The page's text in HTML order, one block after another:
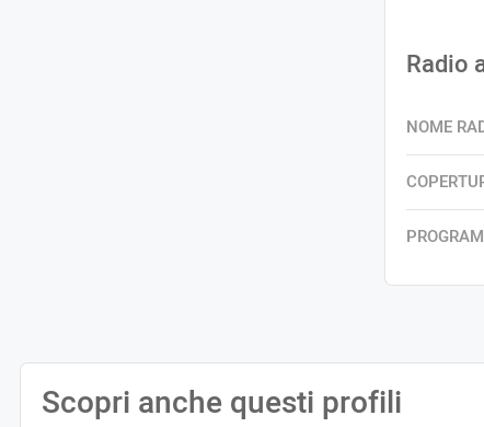
Radio
NOME
Scopri anche questi profili